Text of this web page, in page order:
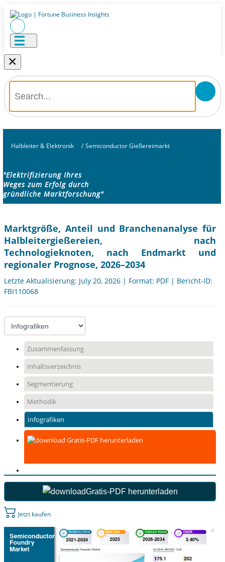
×
Halbleiter & Elektronik / Semiconductor Gießereimarkt
"Elektrifizierung Ihres
Weges zum Erfolg durch
gründliche Marktforschung"
Marktgröße, Anteil und Branchenanalyse für
Halbleitergießereien, nach
Technologieknoten, nach Endmarkt und
regionaler Prognose, 2026–2034
Letzte Aktualisierung: July 20, 2026 | Format: PDF | Bericht-ID:
FBI110068
Zusammenfassung
Inhaltsverzeichnis
Segmentierung
Methodik
Infografiken
Gratis-PDF herunterladen
Gratis-PDF herunterladen
Jetzt kaufen